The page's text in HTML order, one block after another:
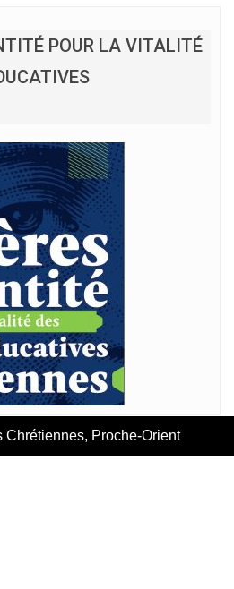
POUR LA VITALITÉ
Chrétiennes, Proche-Orient